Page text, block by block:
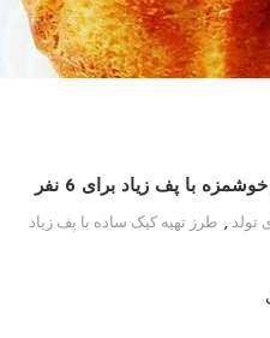
با پف زیاد برای 6 نفر
تولد , طرز تهیه کیک ساده با پف زیاد